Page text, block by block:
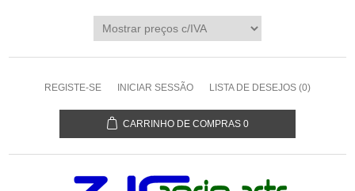
REGISTE-SE INICIAR SESSÃO LISTA DE DESEJOS (0)
CARRINHO DE COMPRAS 0